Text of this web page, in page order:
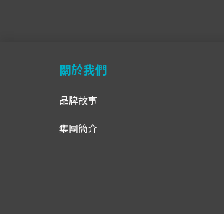
關於我們
品牌故事
集團簡介